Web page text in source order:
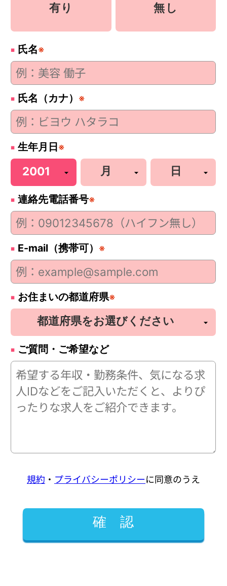
有り 無し
氏名※
氏名（カナ） ※
生年月日 ※
連絡先電話番号※
E-mail（携帯可） ※
お住まいの都道府県※
ご質問・ご希望など
規約 ・ プライバシーポリシーに同意のうえ